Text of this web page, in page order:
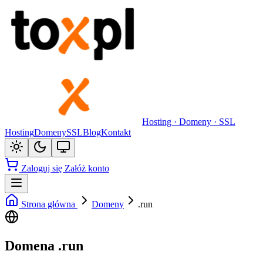
Hosting · Domeny · SSL
HostingDomenySSLBlogKontakt
Zaloguj się Załóż konto
Strona główna Domeny .run
Domena .run